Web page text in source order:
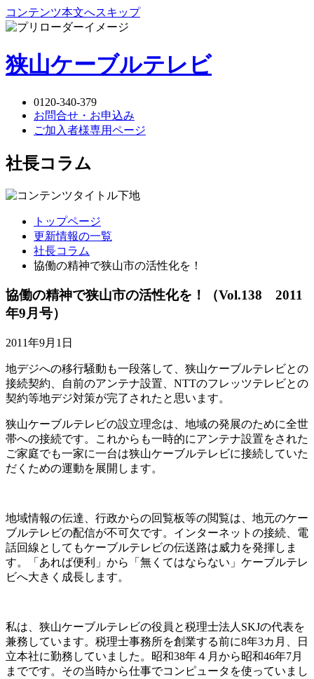
コンテンツ本文へスキップ
狭山ケーブルテレビ
0120-340-379
お問合せ・お申込み
ご加入者様専用ページ
社長コラム
トップページ
更新情報の一覧
社長コラム
協働の精神で狭山市の活性化を！
協働の精神で狭山市の活性化を！
（Vol.138 2011
年9月号）
2011年9月1日
地デジへの移行騒動も一段落して、狭山ケーブルテレビとの
接続契約、自前のアンテナ設置、NTTのフレッツテレビとの
契約等地デジ対策が完了されたと思います。
狭山ケーブルテレビの設立理念は、地域の発展のために全世
帯への接続です。これからも一時的にアンテナ設置をされた
ご家庭でも一家に一台は狭山ケーブルテレビに接続していた
だくための運動を展開します。
地域情報の伝達、行政からの回覧板等の閲覧は、地元のケー
ブルテレビの配信が不可欠です。インターネットの接続、電
話回線としてもケーブルテレビの伝送路は威力を発揮しま
す。「あれば便利」から「無くてはならない」ケーブルテレ
ビへ大きく成長します。
私は、狭山ケーブルテレビの役員と税理士法人SKJの代表を
兼務しています。税理士事務所を創業する前に8年3カ月、日
立本社に勤務していました。昭和38年４月から昭和46年7月
までです。その当時から仕事でコンピュータを使っていまし